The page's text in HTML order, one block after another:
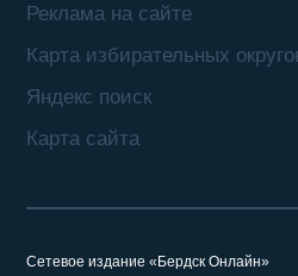
Реклама на сайте
Карта избирательных
Яндекс поиск
Карта сайта
Сетевое издание «Бердск Онлайн»